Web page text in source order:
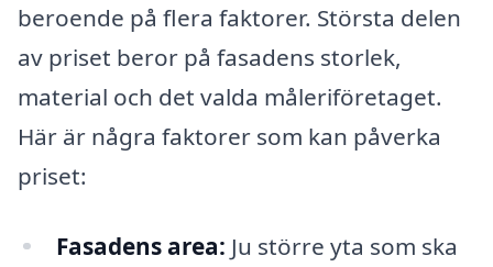
beroende på flera faktorer. Största delen
av priset beror på fasadens storlek,
material och det valda måleriföretaget.
Här är några faktorer som kan påverka
priset:
Fasadens area: Ju större yta som ska